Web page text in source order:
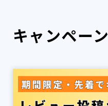
キャンペーン